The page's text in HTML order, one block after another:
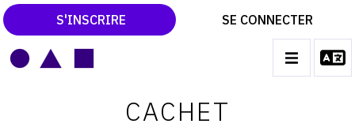
S'INSCRIRE SE CONNECTER
CATALOGUES RAISONNÉS
CACHET